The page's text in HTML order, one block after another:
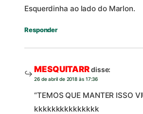
Esquerdinha ao lado do Marlon.
Responder
MESQUITARRdisse:
26 de abril de 2018 às 17:36
“TEMOS QUE MANTER ISSO
kkkkkkkkkkkkkkk